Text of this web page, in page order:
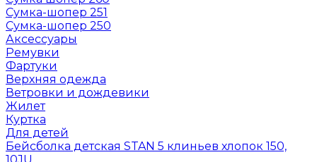
Сумка-шопер 251
Сумка-шопер 250
Аксессуары
Ремувки
Фартуки
Верхняя одежда
Ветровки и дождевики
Жилет
Куртка
Для детей
Бейсболка детская STAN 5 клиньев хлопок 150,